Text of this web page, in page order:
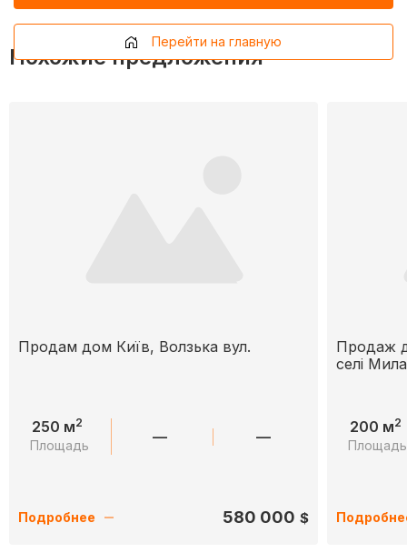
Перейти на главную
Похожие предложения
Продам дом Київ, Волзька вул.
250 м2
Площадь — —
Подробнее 580 000 $
Продаж
селі Мила
200 м2
Площадь